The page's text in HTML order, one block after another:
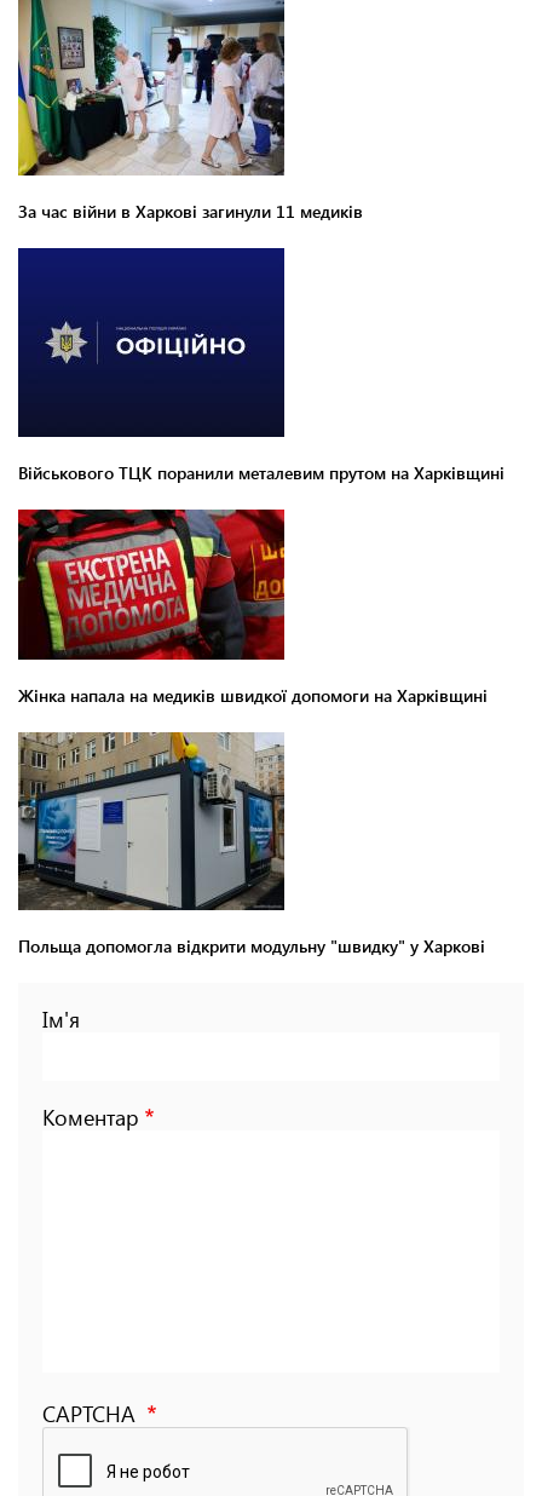
За час війни в Харкові загинули 11 медиків
Військового ТЦК поранили металевим прутом на Харківщині
Жінка напала на медиків швидкої допомоги на Харківщині
Польща допомогла відкрити модульну "швидку" у Харкові
Ім'я
Коментар
CAPTCHA